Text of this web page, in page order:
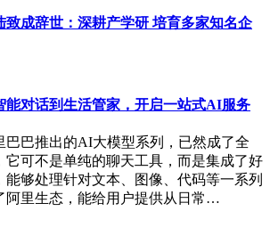
致成辞世：深耕产学研 培育多家知名企
能对话到生活管家，开启一站式AI服务
巴巴推出的AI大模型系列，已然成了全
它可不是单纯的聊天工具，而是集成了好
够处理针对文本、图像、代码等一系列
阿里生态，能给用户提供从日常…